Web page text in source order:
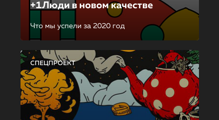
+1Люди в новом качестве
Что мы успели за 2020 год
СПЕЦПРОЕКТ